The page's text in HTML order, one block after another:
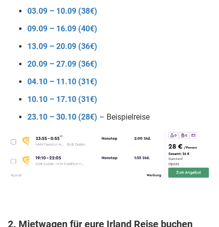
03.09 – 10.09 (38€)
09.09 – 16.09 (40€)
13.09 – 20.09 (36€)
20.09 – 27.09 (36€)
04.10 – 11.10 (31€)
10.10 – 17.10 (31€)
23.10 – 30.10 (28€) – Beispielreise
2. Mietwagen für eure Irland Reise buchen